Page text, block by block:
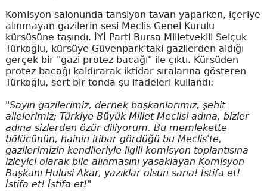
Komisyon salonunda tansiyon tavan yaparken, içeriye
alınmayan gazilerin sesi Meclis Genel Kurulu
kürsüsüne taşındı. İYİ Parti Bursa Milletvekili Selçuk
Türkoğlu, kürsüye Güvenpark'taki gazilerden aldığı
gerçek bir "gazi protez bacağı" ile çıktı. Kürsüden
protez bacağı kaldırarak iktidar sıralarına gösteren
Türkoğlu, sert bir tonda şu ifadeleri kullandı:
"Sayın gazilerimiz, dernek başkanlarımız, şehit
ailelerimiz; Türkiye Büyük Millet Meclisi adına, bizler
adına sizlerden özür diliyorum. Bu memlekette
bölücünün, hainin itibar gördüğü bu Meclis'te,
gazilerimizin kendileriyle ilgili komisyon toplantısına
izleyici olarak bile alınmasını yasaklayan Komisyon
Başkanı Hulusi Akar, yazıklar olsun sana! İstifa et!
İstifa et! İstifa et!"